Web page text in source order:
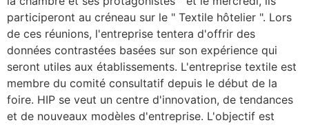
participeront au créneau sur le " Textile hôtelier ". Lors
de ces réunions, l'entreprise tentera d'offrir des
données contrastées basées sur son expérience qui
seront utiles aux établissements. L'entreprise textile est
membre du comité consultatif depuis le début de la
foire. HIP se veut un centre d'innovation, de tendances
et de nouveaux modèles d'entreprise. L'objectif est